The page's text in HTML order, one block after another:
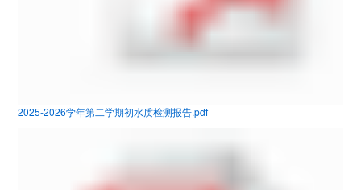
2025-2026学年第二学期初水质检测报告.pdf